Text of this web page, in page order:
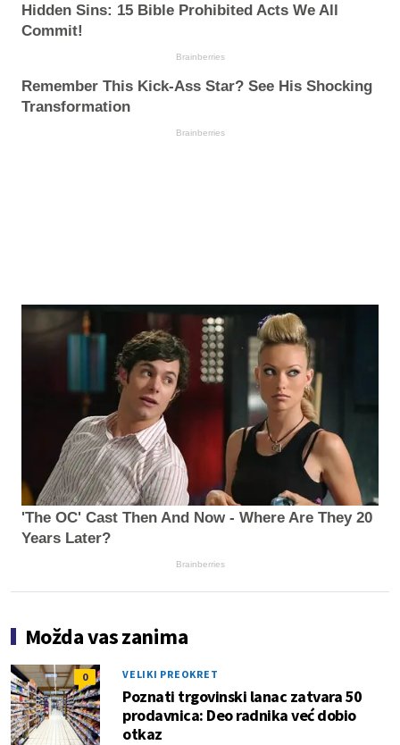
Hidden Sins: 15 Bible Prohibited Acts We All
Commit!
Brainberries
Remember This Kick-Ass Star? See His Shocking
Transformation
Brainberries
'The OC' Cast Then And Now - Where Are They 20
Years Later?
Brainberries
Možda vas zanima
0 VELIKI PREOKRET
Poznati trgovinski lanac zatvara 50
prodavnica: Deo radnika već dobio
otkaz